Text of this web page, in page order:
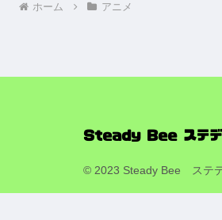
ホーム アニメ
© 2023 Steady Bee ステ